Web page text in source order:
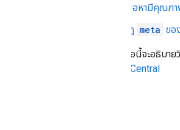
เนื้อหามีคุณภ
กฎ meta ขอ
แม้ว่าคู่มือนี้จะอธิบา
Search Central